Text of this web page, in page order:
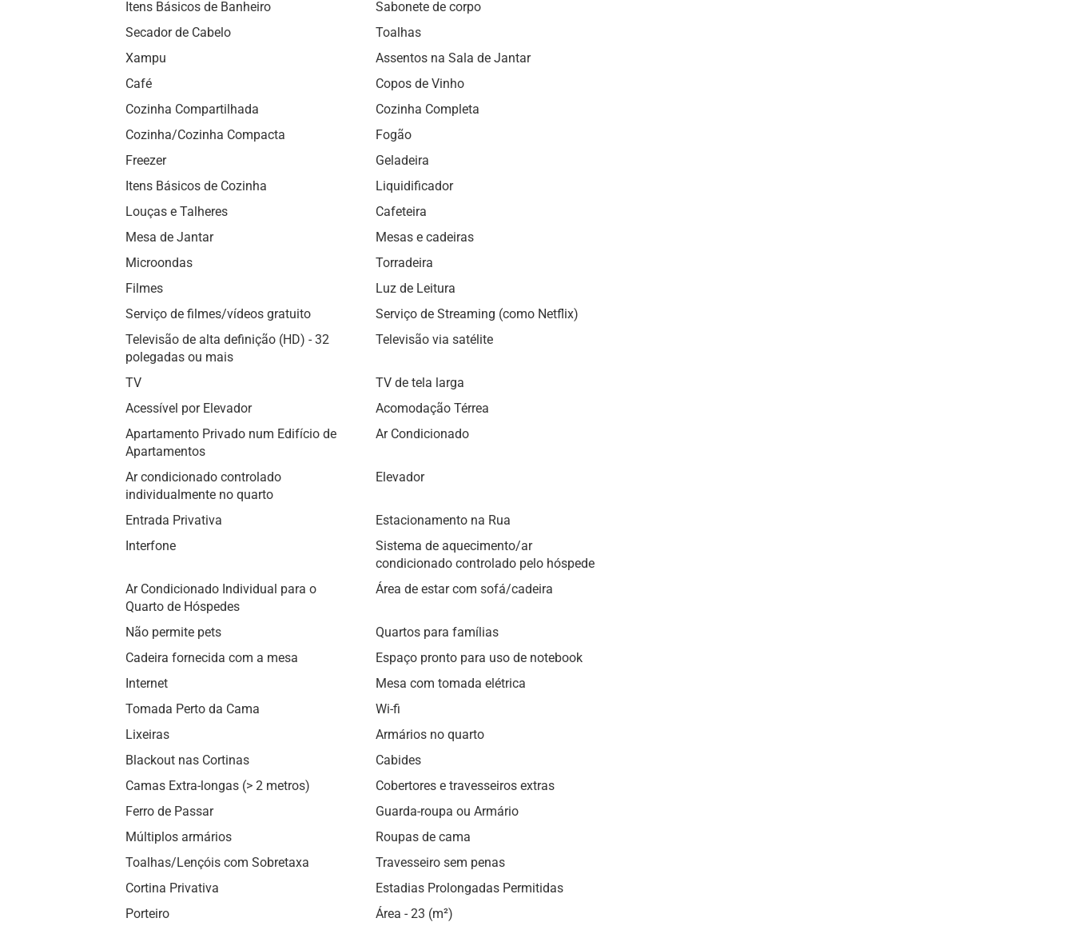
Itens Básicos de Banheiro
Sabonete de corpo
Secador de Cabelo
Toalhas
Xampu
Assentos na Sala de Jantar
Café
Copos de Vinho
Cozinha Compartilhada
Cozinha Completa
Cozinha/Cozinha Compacta
Fogão
Freezer
Geladeira
Itens Básicos de Cozinha
Liquidificador
Louças e Talheres
Cafeteira
Mesa de Jantar
Mesas e cadeiras
Microondas
Torradeira
Filmes
Luz de Leitura
Serviço de filmes/vídeos gratuito
Serviço de Streaming (como Netflix)
Televisão de alta definição (HD) - 32
polegadas ou mais
Televisão via satélite
TV
TV de tela larga
Acessível por Elevador
Acomodação Térrea
Apartamento Privado num Edifício de
Apartamentos
Ar Condicionado
Ar condicionado controlado
individualmente no quarto
Elevador
Entrada Privativa
Estacionamento na Rua
Interfone
Sistema de aquecimento/ar
condicionado controlado pelo hóspede
Ar Condicionado Individual para o
Quarto de Hóspedes
Área de estar com sofá/cadeira
Não permite pets
Quartos para famílias
Cadeira fornecida com a mesa
Espaço pronto para uso de notebook
Internet
Mesa com tomada elétrica
Tomada Perto da Cama
Wi-fi
Lixeiras
Armários no quarto
Blackout nas Cortinas
Cabides
Camas Extra-longas (> 2 metros)
Cobertores e travesseiros extras
Ferro de Passar
Guarda-roupa ou Armário
Múltiplos armários
Roupas de cama
Toalhas/Lençóis com Sobretaxa
Travesseiro sem penas
Cortina Privativa
Estadias Prolongadas Permitidas
Porteiro
Área - 23 (m²)